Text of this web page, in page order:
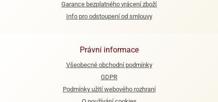
Garance bezplatného vrácení zboží
Info pro odstoupení od smlouvy
Právní informace
Všeobecné obchodní podmínky
GDPR
Podmínky užití webového rozhraní